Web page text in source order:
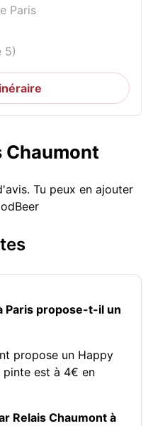
Paris
5)
Chaumont
Tu peux en ajouter
Paris propose-t-il un
propose un Happy
pinte est à 4€ en
Relais Chaumont à